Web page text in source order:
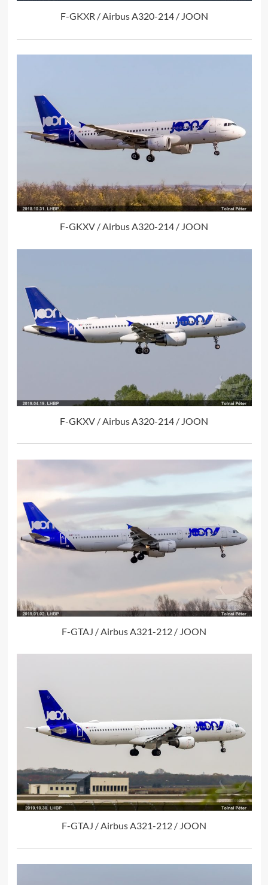
F-GKXR / Airbus A320-214 / JOON
F-GKXV / Airbus A320-214 / JOON
F-GKXV / Airbus A320-214 / JOON
F-GTAJ / Airbus A321-212 / JOON
F-GTAJ / Airbus A321-212 / JOON